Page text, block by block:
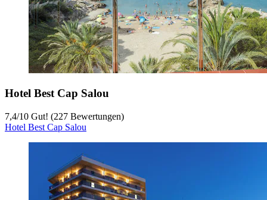
Hotel Best Cap Salou
7,4/10 Gut! (227 Bewertungen)
Hotel Best Cap Salou